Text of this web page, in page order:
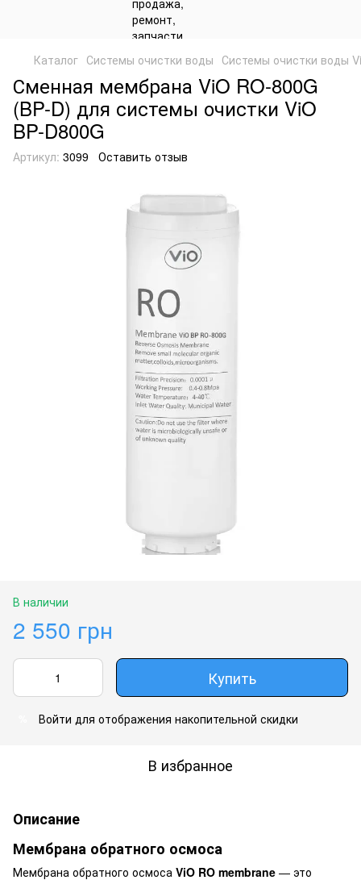
Каталог Системы очистки воды Системы очистки воды
Сменная мембрана ViO RO-800G
(BP-D) для системы очистки ViO
BP-D800G
Артикул: 3099 Оставить отзыв
В наличии
2 550 грн
Купить
Войти для отображения накопительной скидки
В избранное
Описание
Мембрана обратного осмоса
Мембрана обратного осмоса ViO RO membrane — это